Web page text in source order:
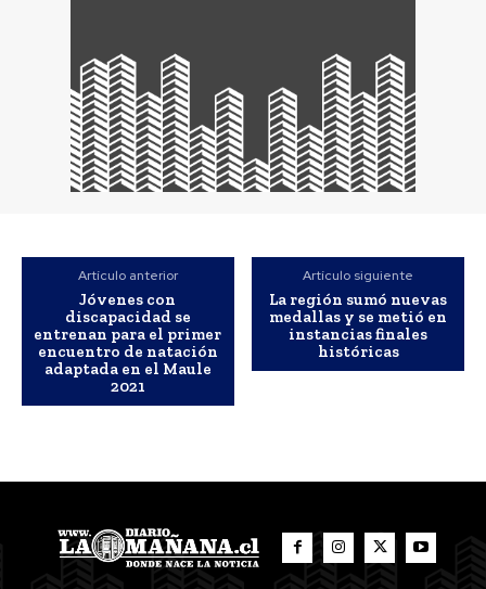
Artículo anterior
Jóvenes con
discapacidad se
entrenan para el primer
encuentro de natación
adaptada en el Maule
2021
Artículo siguiente
La región sumó nuevas
medallas y se metió en
instancias finales
históricas